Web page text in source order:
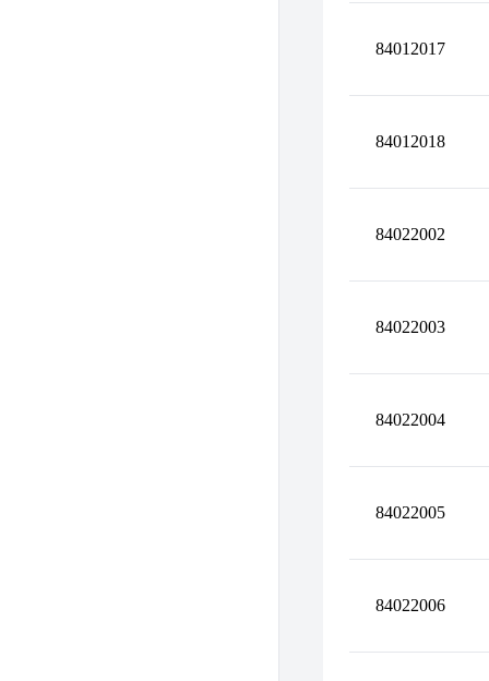
84012017
84012018
84022002
84022003
84022004
84022005
84022006